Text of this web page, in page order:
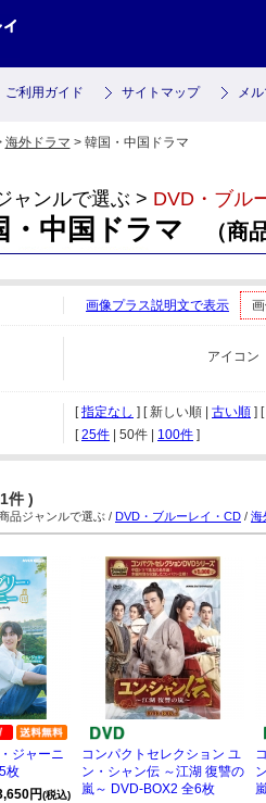
ご利用ガイド サイトマップ メ
海外ドラマ > 韓国・中国ドラマ
ャンルで選ぶ > DVD・ブル
・中国ドラマ （商品
画像プラス説明文で表示
アイコン
[指定なし ] [ 新しい順 | 古い順 ] [
[ 25件 50件 100件 ]
件 )
品ジャンルで選ぶ / DVD・ブルーレイ・CD / 海
ジャーニ
枚
円(税込)
コンパクトセレクション ユ
ン・シャン伝 ～江湖 復讐の
嵐～ DVD-BOX2 全6枚